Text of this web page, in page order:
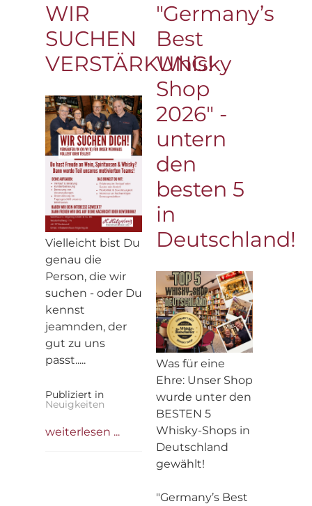
WIR
SUCHEN
VERSTÄRKUNG!
Vielleicht bist Du
genau die
Person, die wir
suchen - oder Du
kennst
jeamnden, der
gut zu uns
passt.....
Publiziert in
Neuigkeiten
weiterlesen ...
"Germany’s
Best
Whisky
Shop
2026" -
untern
den
besten 5
in
Deutschland!
Was für eine
Ehre: Unser Shop
wurde unter den
BESTEN 5
Whisky-Shops in
Deutschland
gewählt!
"Germany’s Best